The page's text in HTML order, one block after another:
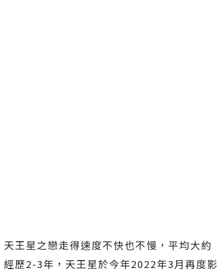
天王星之戀走得速度不快也不慢，平均大約
經歷2-3年，天王星於今年2022年3月再度影